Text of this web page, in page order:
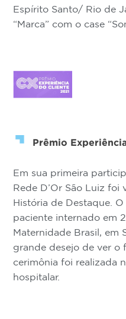
Espírito Santo/ Rio de
“Marca” com o case
Prêmio
Em sua primeira
Rede D’Or São Luiz foi
História de Destaque.
paciente internado em
Maternidade Brasil, em
grande desejo de ver o
cerimônia foi realizada
hospitalar.